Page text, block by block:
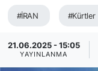
#İRAN #Kürtler
21.06.2025 - 15:05
YAYINLANMA